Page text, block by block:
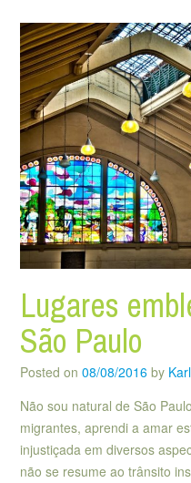
Lugares
São Paulo
Posted on 08/08/2016 by
Não sou natural de São
migrantes, aprendi a amar
injustiçada em diversos
não se resume ao trânsito